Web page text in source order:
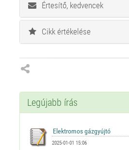
Értesítő, kedvencek
Cikk értékelése
Legújabb írás
2025-01-01 15:06